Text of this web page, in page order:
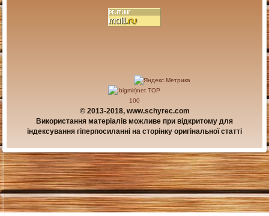
© 2013-2018, www.schyrec.com
Використання матеріалів можливе при відкритому для
індексування гіперпосиланні на сторінку оригінальної статті